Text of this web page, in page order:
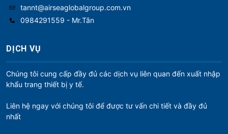
tannt@airseaglobalgroup.com.vn
0984291559 - Mr.Tân
DỊCH VỤ
Chúng tôi cung cấp đầy đủ các dịch vụ liên quan đến xuất nhập
khẩu trang thiết bị y tế.
Liên hệ ngay với chúng tôi để được tư vấn chi tiết và đầy đủ
nhất